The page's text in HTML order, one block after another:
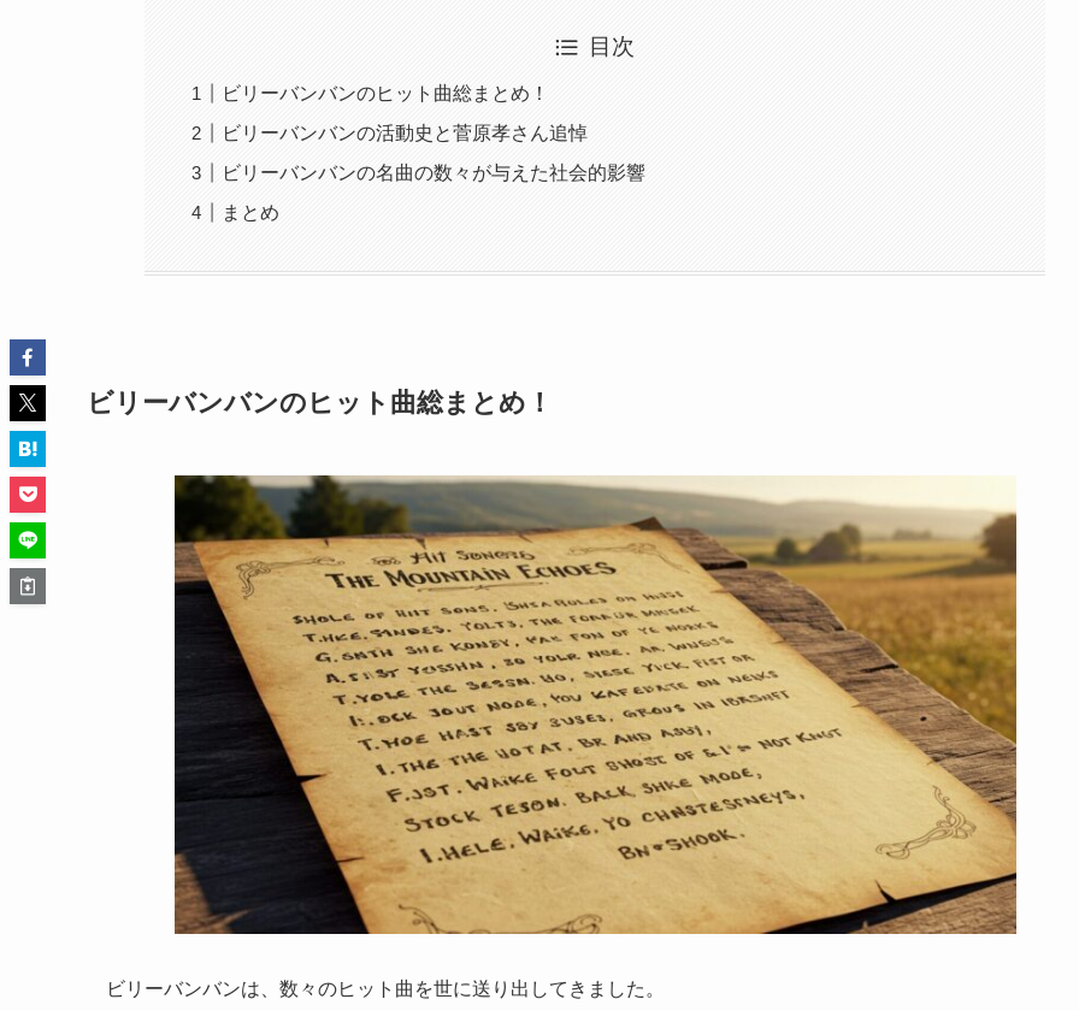
目次
ビリーバンバンのヒット曲総まとめ！
ビリーバンバンの活動史と菅原孝さん追悼
ビリーバンバンの名曲の数々が与えた社会的影響
まとめ
ビリーバンバンのヒット曲総まとめ！
ビリーバンバンは、数々のヒット曲を世に送り出してきました。